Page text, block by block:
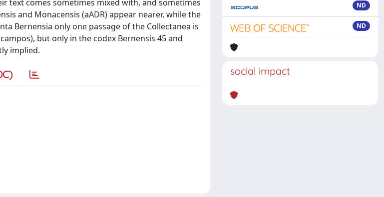
text comes sometimes mixed with, and sometimes
and Monacensis (aADR) appear nearer, while the
Bernensia only one passage of the Collectanea is
but only in the codex Bernensis 45 and
implied.
ND
ND
social impact